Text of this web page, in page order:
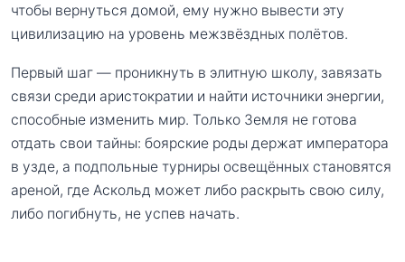
чтобы вернуться домой, ему нужно вывести эту
цивилизацию на уровень межзвёздных полётов.
Первый шаг — проникнуть в элитную школу, завязать
связи среди аристократии и найти источники энергии,
способные изменить мир. Только Земля не готова
отдать свои тайны: боярские роды держат императора
в узде, а подпольные турниры освещённых становятся
ареной, где Аскольд может либо раскрыть свою силу,
либо погибнуть, не успев начать.